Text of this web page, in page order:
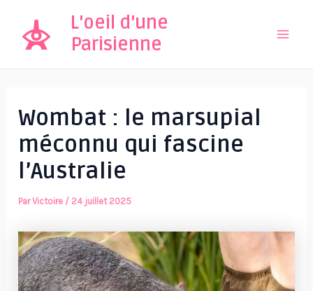
contenu
L'oeil d'une
Parisienne
Wombat : le marsupial
méconnu qui fascine
l’Australie
ParVictoire / 24 juillet 2025